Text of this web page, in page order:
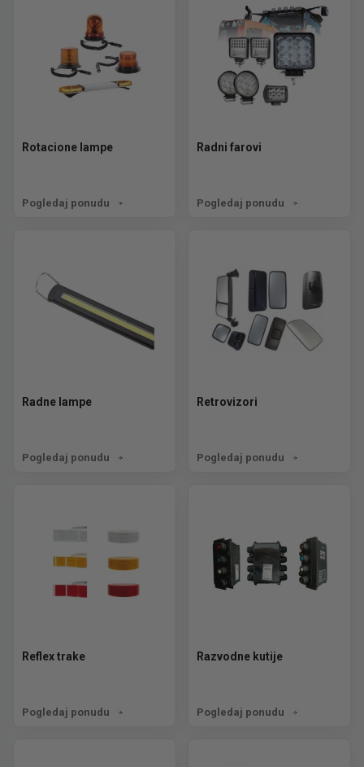
Rotacione lampe
Pogledaj ponudu
Radni farovi
Pogledaj ponudu
Radne lampe
Pogledaj ponudu
Retrovizori
Pogledaj ponudu
Reflex trake
Pogledaj ponudu
Razvodne kutije
Pogledaj ponudu